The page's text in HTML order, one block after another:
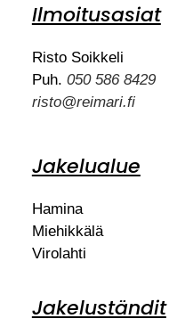
Ilmoitusasiat
Risto Soikkeli
Puh. 050 586 8429
risto@reimari.fi
Jakelualue
Hamina
Miehikkälä
Virolahti
Jakeluständit